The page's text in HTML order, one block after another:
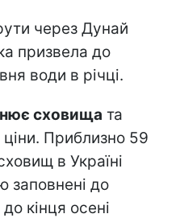
через Дунай
призвела до
води в річці.
сховища та
Приблизно 59
в Україні
заповнені до
кінця осені